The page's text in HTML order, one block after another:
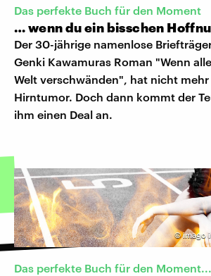
Das perfekte Buch für den Moment
… wenn du ein bisschen
Der 30-jährige namenlose
Genki Kawamuras Roman "Wenn
Welt verschwänden", hat nicht mehr
Hirntumor. Doch dann kommt der
ihm einen Deal an.
©imago
Das perfekte Buch für den Moment...